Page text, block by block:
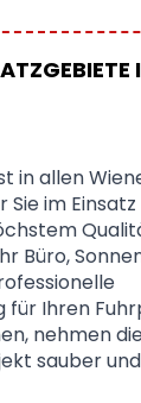
in allen
im
Büro,
für Ihren
nehmen
sauber und